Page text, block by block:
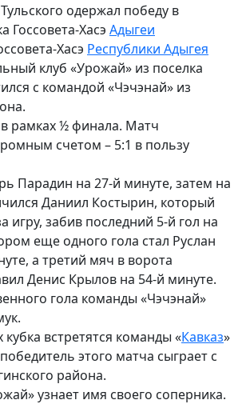
одержал победу в
Госсовета-Хасэ Адыгеи
Хасэ Республики Адыгея
клуб «Урожай» из поселка
с командой «Чэчэнай» из
рамках ½ финала. Матч
счетом – 5:1 в пользу
Парадин на 27-й минуте, затем на
Даниил Костырин, который
игру, забив последний 5-й гол на
еще одного гола стал Руслан
а третий мяч в ворота
Денис Крылов на 54-й минуте.
гола команды «Чэчэнай»
кубка встретятся команды «Кавказ»
этого матча сыграет с
района.
узнает имя своего соперника.